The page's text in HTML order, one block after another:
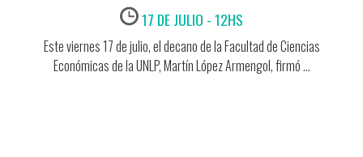
17 DE JULIO -12HS
Este viernes 17 de julio, el decano de la Facultad de Ciencias
Económicas de la UNLP, Martín López Armengol, firmó ...